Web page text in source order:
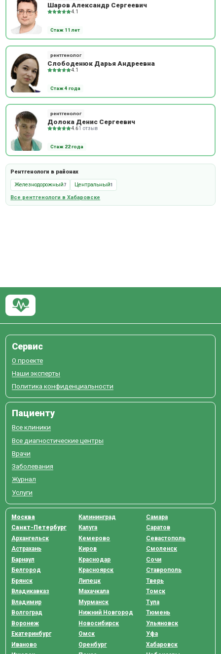
Шаров Александр Сергеевич
4.1
Стаж 11 лет
рентгенолог
Слободенюк Дарья Андреевна
4.1
Стаж 4 года
рентгенолог
Долока Денис Сергеевич
4.61 отзыв
Стаж 22 года
Рентгенологи в районах
Железнодорожный 7 Центральный1
Все рентгенологи в Хабаровске
Сервис
О проекте
Наши эксперты
Политика конфиденциальности
Пациенту
Все клиники
Все диагностические центры
Врачи
Заболевания
Журнал
Услуги
Москва
Санкт-Петербург
Архангельск
Астрахань
Барнаул
Белгород
Брянск
Владикавказ
Владимир
Волгоград
Воронеж
Екатеринбург
Иваново
Калининград
Калуга
Кемерово
Киров
Краснодар
Красноярск
Липецк
Махачкала
Мурманск
Нижний Новгород
Новосибирск
Омск
Оренбург
Самара
Саратов
Севастополь
Смоленск
Сочи
Ставрополь
Тверь
Томск
Тула
Тюмень
Ульяновск
Уфа
Хабаровск